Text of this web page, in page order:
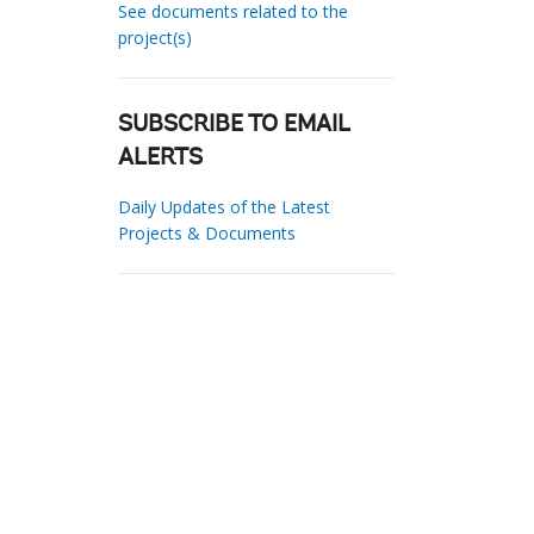
See documents related to the
project(s)
SUBSCRIBE TO EMAIL
ALERTS
Daily Updates of the Latest
Projects & Documents